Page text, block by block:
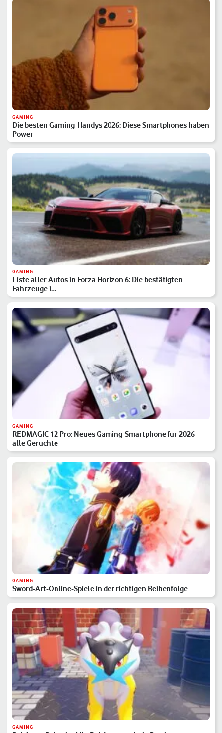
GAMING
Die besten Gaming-Handys 2026: Diese Smartphones haben
Power
GAMING
Liste aller Autos in Forza Horizon 6: Die bestätigten
Fahrzeuge i…
GAMING
REDMAGIC 12 Pro: Neues Gaming-Smartphone für 2026 –
alle Gerüchte
GAMING
Sword-Art-Online-Spiele in der richtigen Reihenfolge
GAMING